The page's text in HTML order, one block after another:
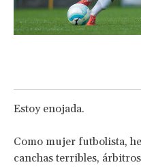
Estoy enojada.
Como mujer futbolista,
canchas terribles,